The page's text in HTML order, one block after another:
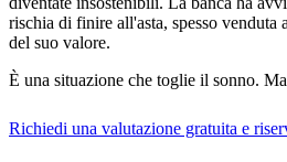
rischia di finire all'asta, spesso venduta
del suo valore.
È una situazione che toglie il sonno.
Richiedi una valutazione gratuita e